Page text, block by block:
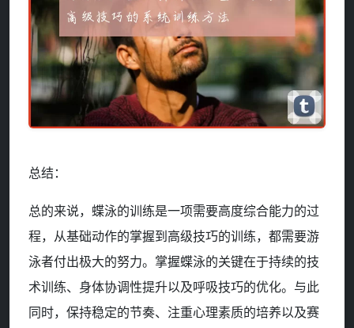
总结：
总的来说，蝶泳的训练是一项需要高度综合能力的过
程，从基础动作的掌握到高级技巧的训练，都需要游
泳者付出极大的努力。掌握蝶泳的关键在于持续的技
术训练、身体协调性提升以及呼吸技巧的优化。与此
同时，保持稳定的节奏、注重心理素质的培养以及赛